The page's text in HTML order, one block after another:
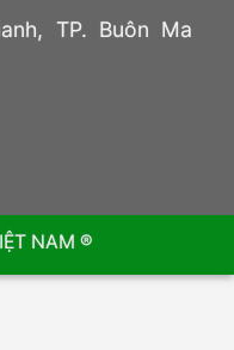
TP. Buôn Ma
NAM ®